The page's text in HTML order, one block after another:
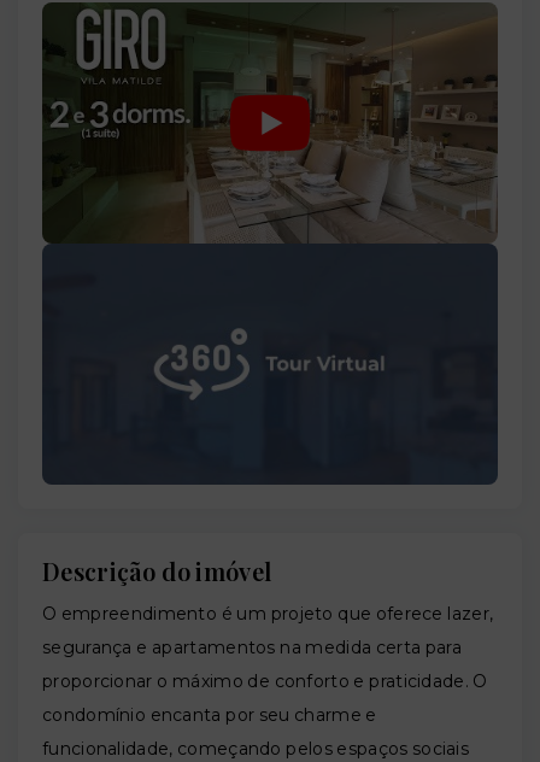
Descrição do imóvel
O empreendimento é um projeto que oferece lazer,
segurança e apartamentos na medida certa para
proporcionar o máximo de conforto e praticidade. O
condomínio encanta por seu charme e
funcionalidade, começando pelos espaços sociais